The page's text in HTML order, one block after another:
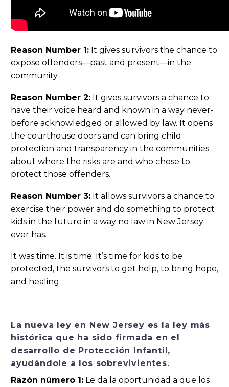
Reason Number 1: It gives survivors the chance to
expose offenders—past and present—in the
community.
Reason Number 2: It gives survivors a chance to
have their voice heard and known in a way never-
before acknowledged or allowed by law. It opens
the courthouse doors and can bring child
protection and transparency in the communities
about where the risks are and who chose to
protect those offenders.
Reason Number 3: It allows survivors a chance to
exercise their power and do something to protect
kids in the future in a way no law in New Jersey
ever has.
It was time. It is time. It’s time for kids to be
protected, the survivors to get help, to bring hope,
and healing.
La nueva ley en New Jersey es la ley más
histórica que ha sido firmada en el
desarrollo de Protección Infantil,
ayudándole a los sobrevivientes.
Razón número 1: Le da la oportunidad a que los